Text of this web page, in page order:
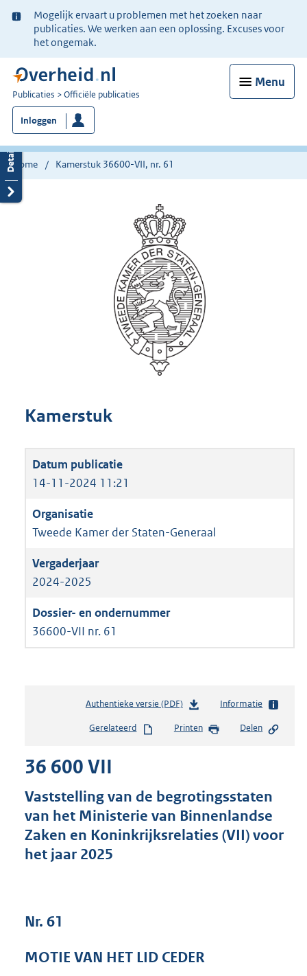
Ter
informatie:
Mogelijk ervaart u problemen met het zoeken naar
publicaties. We werken aan een oplossing. Excuses voor
het ongemak.
Menu
U
bent
nu
hier:
Publicaties Officiële publicaties
Inloggen
Home Kamerstuk 36600-VII, nr. 61
Kamerstuk
14-11-2024 11:21
Tweede Kamer der Staten-Generaal
2024-2025
36600-VII nr. 61
Authentieke versie (PDF)b
s
s
g
K
Informatie
Gerelateerd Printen Delen
36 600 VII
Vaststelling van de begrotingsstaten
van het Ministerie van Binnenlandse
Zaken en Koninkrijksrelaties (VII) voor
het jaar 2025
Nr. 61
MOTIE VAN HET LID CEDER